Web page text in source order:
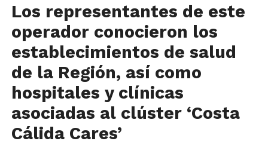
Los representantes de este
operador conocieron los
establecimientos de salud
de la Región, así como
hospitales y clínicas
asociadas al clúster ‘Costa
Cálida Cares’